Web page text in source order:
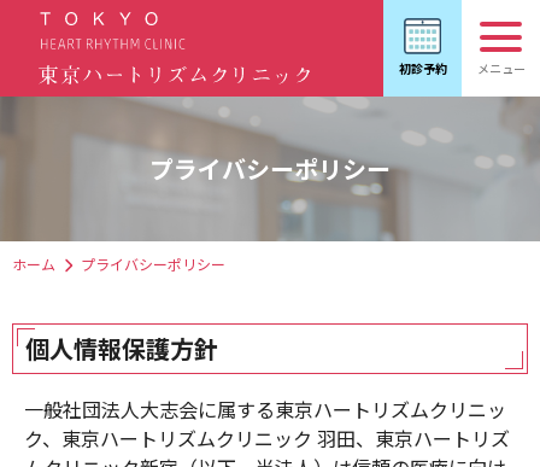
プライバシーポリシー
ホーム プライバシーポリシー
個人情報保護方針
一般社団法人大志会に属する東京ハートリズムクリニッ
ク、東京ハートリズムクリニック 羽田、東京ハートリズ